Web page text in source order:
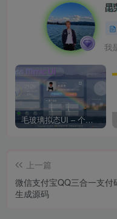
昆
我
毛玻璃拟态UI – 个人主页（开源版）
上一篇
微信支付宝QQ三合一支付
生成源码